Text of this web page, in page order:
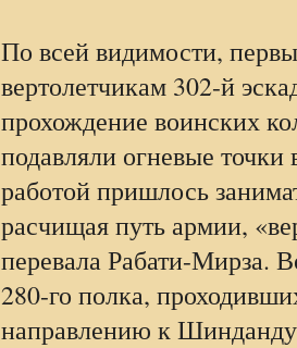
По всей видимости,
вертолетчикам 302-й
прохождение воинских
подавляли огневые
работой пришлось
расчищая путь армии,
перевала Рабати-Мирза.
280-го полка,
направлению к